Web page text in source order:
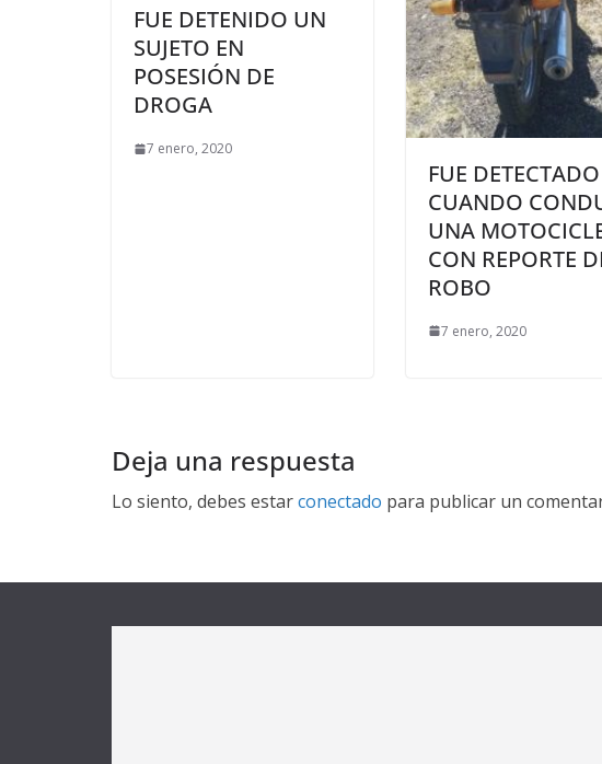
FUE DETENIDO UN
SUJETO EN
POSESIÓN DE
DROGA
7 enero, 2020
FUE DETECTADO
CUANDO
UNA
CON REPORTE
ROBO
7 enero, 2020
Deja una respuesta
Lo siento, debes estarconectado para publicar un